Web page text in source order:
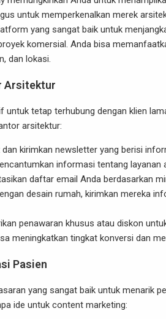
untuk memperkenalkan merek
yang sangat baik untuk
komersial. Anda bisa
dan lokasi.
Arsitektur
tetap terhubung dengan klien
arsitektur:
dan kirimkan newsletter yang berisi
informasi tentang layanan
daftar email Anda berdasarkan
desain rumah, kirimkan mereka
penawaran khusus atau diskon
meningkatkan tingkat konversi dan
Pasien
yang sangat baik untuk menarik
ide untuk content marketing: